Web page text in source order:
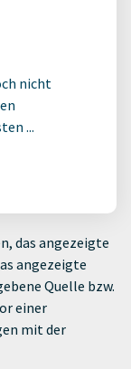
nicht
...
das angezeigte
angezeigte
Quelle bzw.
einer
mit der